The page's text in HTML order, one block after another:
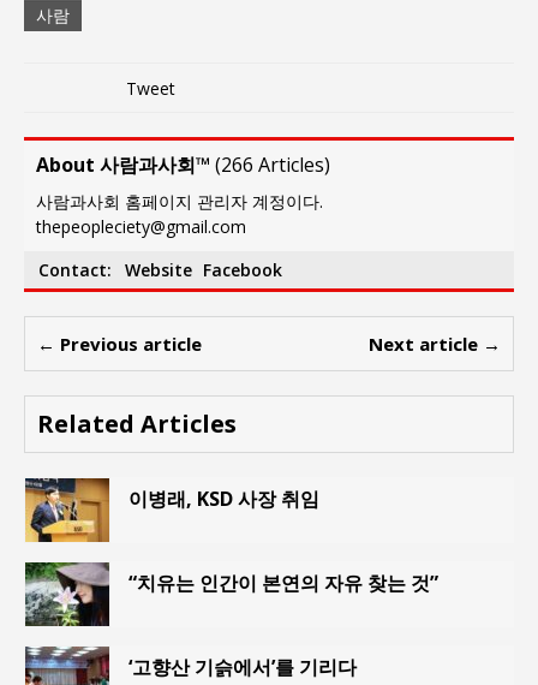
사람
Tweet
About 사람과사회™ (266 Articles)
사람과사회 홈페이지 관리자 계정이다.
thepeopleciety@gmail.com
Contact:
Website Facebook
← Previous article Next article →
Related Articles
이병래, KSD 사장 취임
“치유는 인간이 본연의 자유 찾는 것”
‘고향산 기슭에서’를 기리다